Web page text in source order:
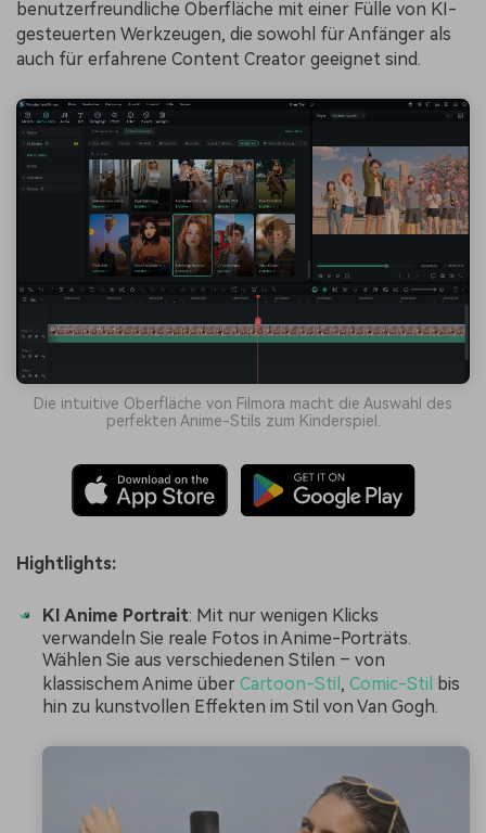
benutzerfreundliche Oberfläche mit einer Fülle von KI-
gesteuerten Werkzeugen, die sowohl für Anfänger als
auch für erfahrene Content Creator geeignet sind.
Die intuitive Oberfläche von Filmora macht die Auswahl des
perfekten Anime-Stils zum Kinderspiel.
Hightlights:
KI Anime Portrait: Mit nur wenigen Klicks
verwandeln Sie reale Fotos in Anime-Porträts.
Wählen Sie aus verschiedenen Stilen – von
klassischem Anime über Cartoon-Stil , Comic-Stil
bis
hin zu kunstvollen Effekten im Stil von Van Gogh.